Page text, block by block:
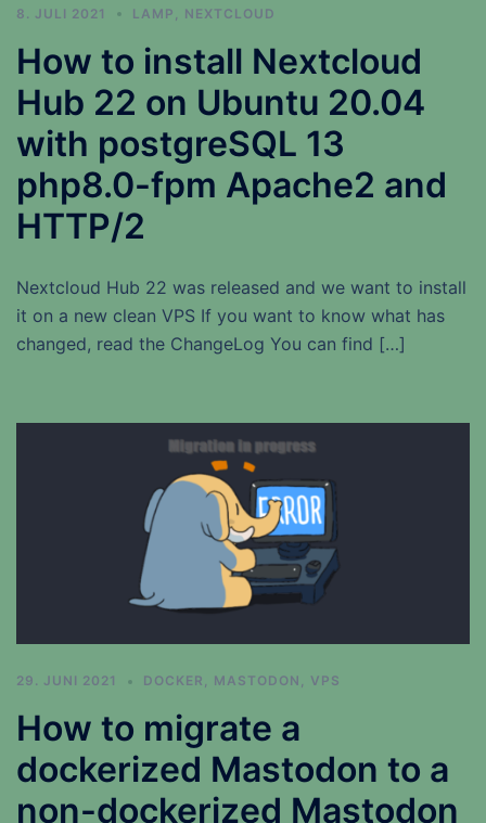
8. JULI 2021 LAMP NEXTCLOUD
How to install Nextcloud
Hub 22 on Ubuntu 20.04
with postgreSQL 13
php8.0-fpm Apache2 and
HTTP/2
Nextcloud Hub 22 was released and we want to install
it on a new clean VPS If you want to know what has
changed, read the ChangeLog You can find […]
29. JUNI 2021 DOCKER , MASTODON , VPS
How to migrate a
dockerized Mastodon to a
non-dockerized Mastodon